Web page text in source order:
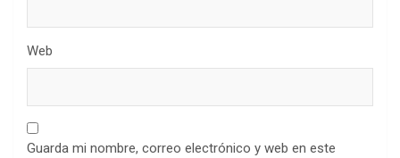
Web
Guarda mi nombre, correo electrónico y web en este